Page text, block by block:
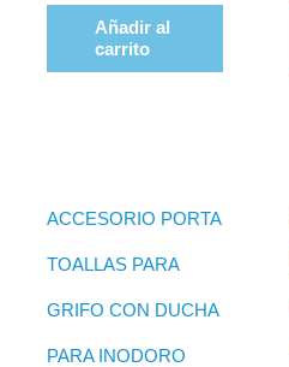
Añadir al
carrito
ACCESORIO PORTA
TOALLAS PARA
GRIFO CON DUCHA
PARA INODORO